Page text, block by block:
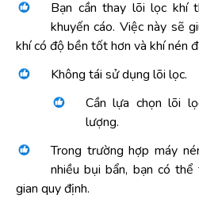
Bạn cần thay lõi lọc khí
khuyến cáo. Việc này sẽ
khí có độ bền tốt hơn và khí nén
Không tái sử dụng lõi lọc.
Cần lựa chọn lõi
lượng.
Trong trường hợp máy
nhiều bụi bẩn, bạn có
gian quy định.